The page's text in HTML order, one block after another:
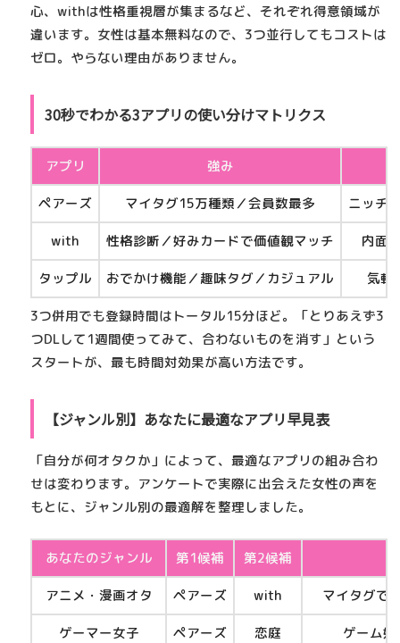
心、withは性格重視層が集まるなど、それぞれ得意領域が
違います。 女性は基本無料なので、3つ並行してもコストは
ゼロ。やらない理由がありません。
30秒でわかる3アプリの使い分けマトリクス
アプリ
強み
ペアーズ
マイタグ15万種類／会員数最多
ニッチ
with
性格診断／好みカードで価値観マッチ
内面
タップル
おでかけ機能／趣味タグ／カジュアル
気軽
3つ併用でも登録時間はトータル15分ほど。
「とりあえず3
つDLして1週間使ってみて、合わないものを消す」 という
スタートが、最も時間対効果が高い方法です。
【ジャンル別】あなたに最適なアプリ早見表
「自分が何オタクか」によって、最適なアプリの組み合わ
せは変わります。アンケートで実際に出会えた女性の声を
もとに、ジャンル別の最適解を整理しました。
あなたのジャンル 第1候補
第2候補
アニメ・漫画オタ
ペアーズ with
マイタグで
ゲーマー女子
ペアーズ 恋庭
ゲーム